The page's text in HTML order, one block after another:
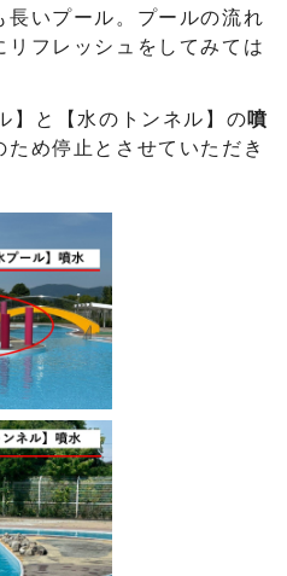
いプール。プールの流れ
フレッシュをしてみては
】と【水のトンネル】の噴
め停止とさせていただき